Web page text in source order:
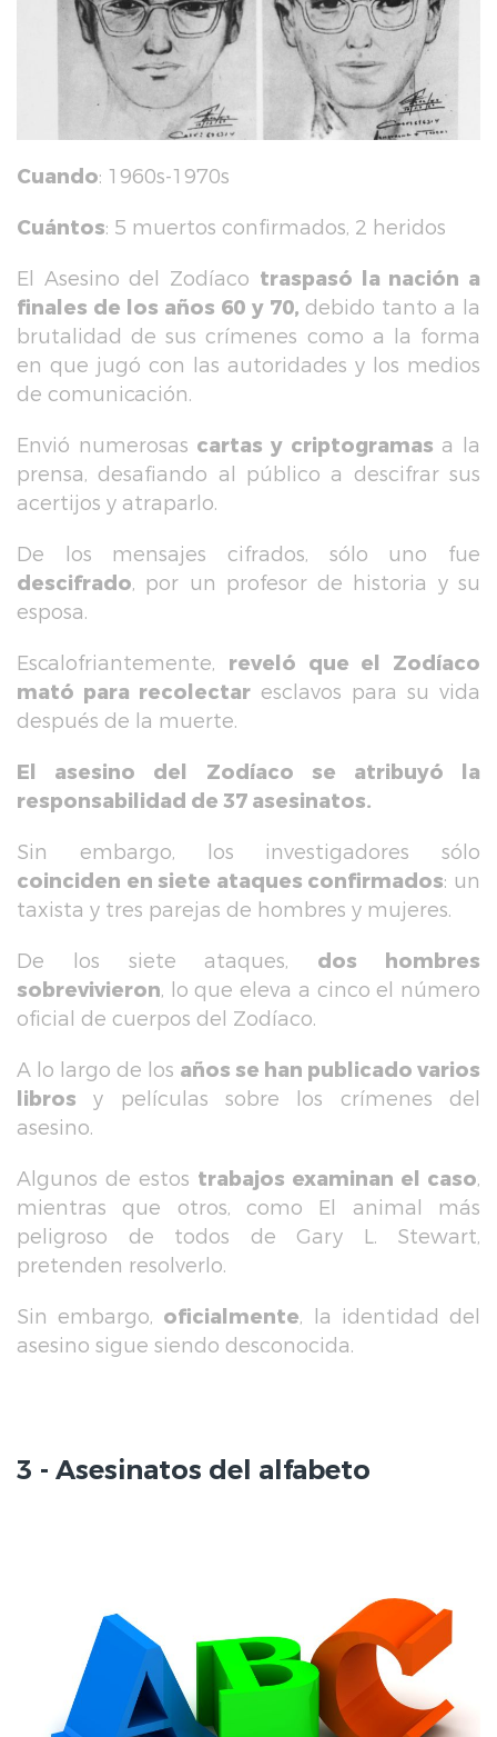
Cuando: 1960s-1970s
Cuántos: 5 muertos confirmados, 2 heridos
El Asesino del Zodíaco traspasó la nación a
finales de los años 60 y 70, debido tanto a la
brutalidad de sus crímenes como a la forma
en que jugó con las autoridades y los medios
de comunicación.
Envió numerosas cartas y criptogramas a la
prensa, desafiando al público a descifrar sus
acertijos y atraparlo.
De los mensajes cifrados, sólo uno fue
descifrado, por un profesor de historia y su
esposa.
Escalofriantemente, reveló que el Zodíaco
mató para recolectar esclavos para su vida
después de la muerte.
El asesino del Zodíaco se atribuyó la
responsabilidad de 37 asesinatos.
Sin embargo, los investigadores sólo
coinciden en siete ataques confirmados: un
taxista y tres parejas de hombres y mujeres.
De los siete ataques, dos hombres
sobrevivieron, lo que eleva a cinco el número
oficial de cuerpos del Zodíaco.
A lo largo de los años se han publicado varios
libros y películas sobre los crímenes del
asesino.
Algunos de estos trabajos examinan el caso,
mientras que otros, como El animal más
peligroso de todos de Gary L. Stewart,
pretenden resolverlo.
Sin embargo, oficialmente, la identidad del
asesino sigue siendo desconocida.
3 - Asesinatos del alfabeto